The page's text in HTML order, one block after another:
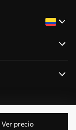
Ver precio
reservados.